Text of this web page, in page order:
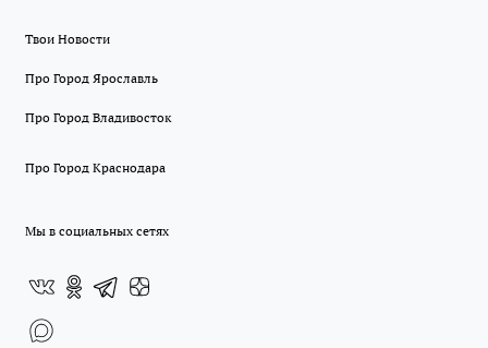
Твои Новости
Про Город Ярославль
Про Город Владивосток
Про Город Краснодара
Мы в социальных сетях